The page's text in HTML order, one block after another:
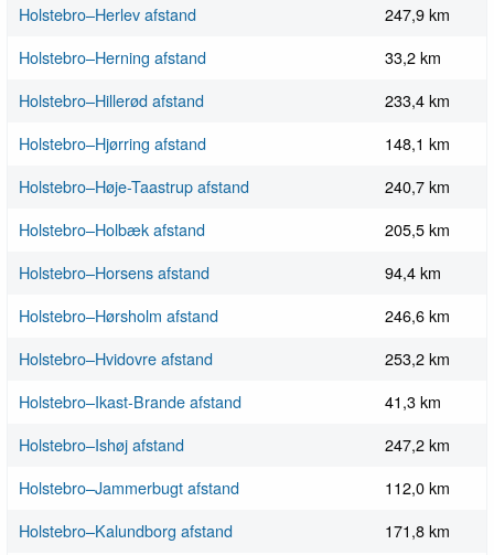
Holstebro–Herlev afstand
247,9 km
Holstebro–Herning afstand
33,2 km
Holstebro–Hillerød afstand
233,4 km
Holstebro–Hjørring afstand
148,1 km
Holstebro–Høje-Taastrup afstand
240,7 km
Holstebro–Holbæk afstand
205,5 km
Holstebro–Horsens afstand
94,4 km
Holstebro–Hørsholm afstand
246,6 km
Holstebro–Hvidovre afstand
253,2 km
Holstebro–Ikast-Brande afstand
41,3 km
Holstebro–Ishøj afstand
247,2 km
Holstebro–Jammerbugt afstand
112,0 km
Holstebro–Kalundborg afstand
171,8 km